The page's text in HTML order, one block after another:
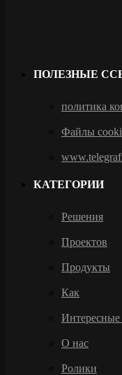
ПОЛЕЗНЫЕ
политика
Файлы
КАТЕГОРИИ
Решения
Проектов
Продукты
Как
О нас
Ролики